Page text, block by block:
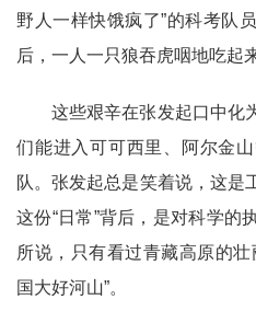
野人一样快饿疯了”的科考队
后，一人一只狼吞虎咽地吃起来
这些艰辛在张发起口中化
们能进入可可西里、阿尔金
队。张发起总是笑着说，这是
这份“日常”背后，是对科学的
所说，只有看过青藏高原的
国大好河山”。